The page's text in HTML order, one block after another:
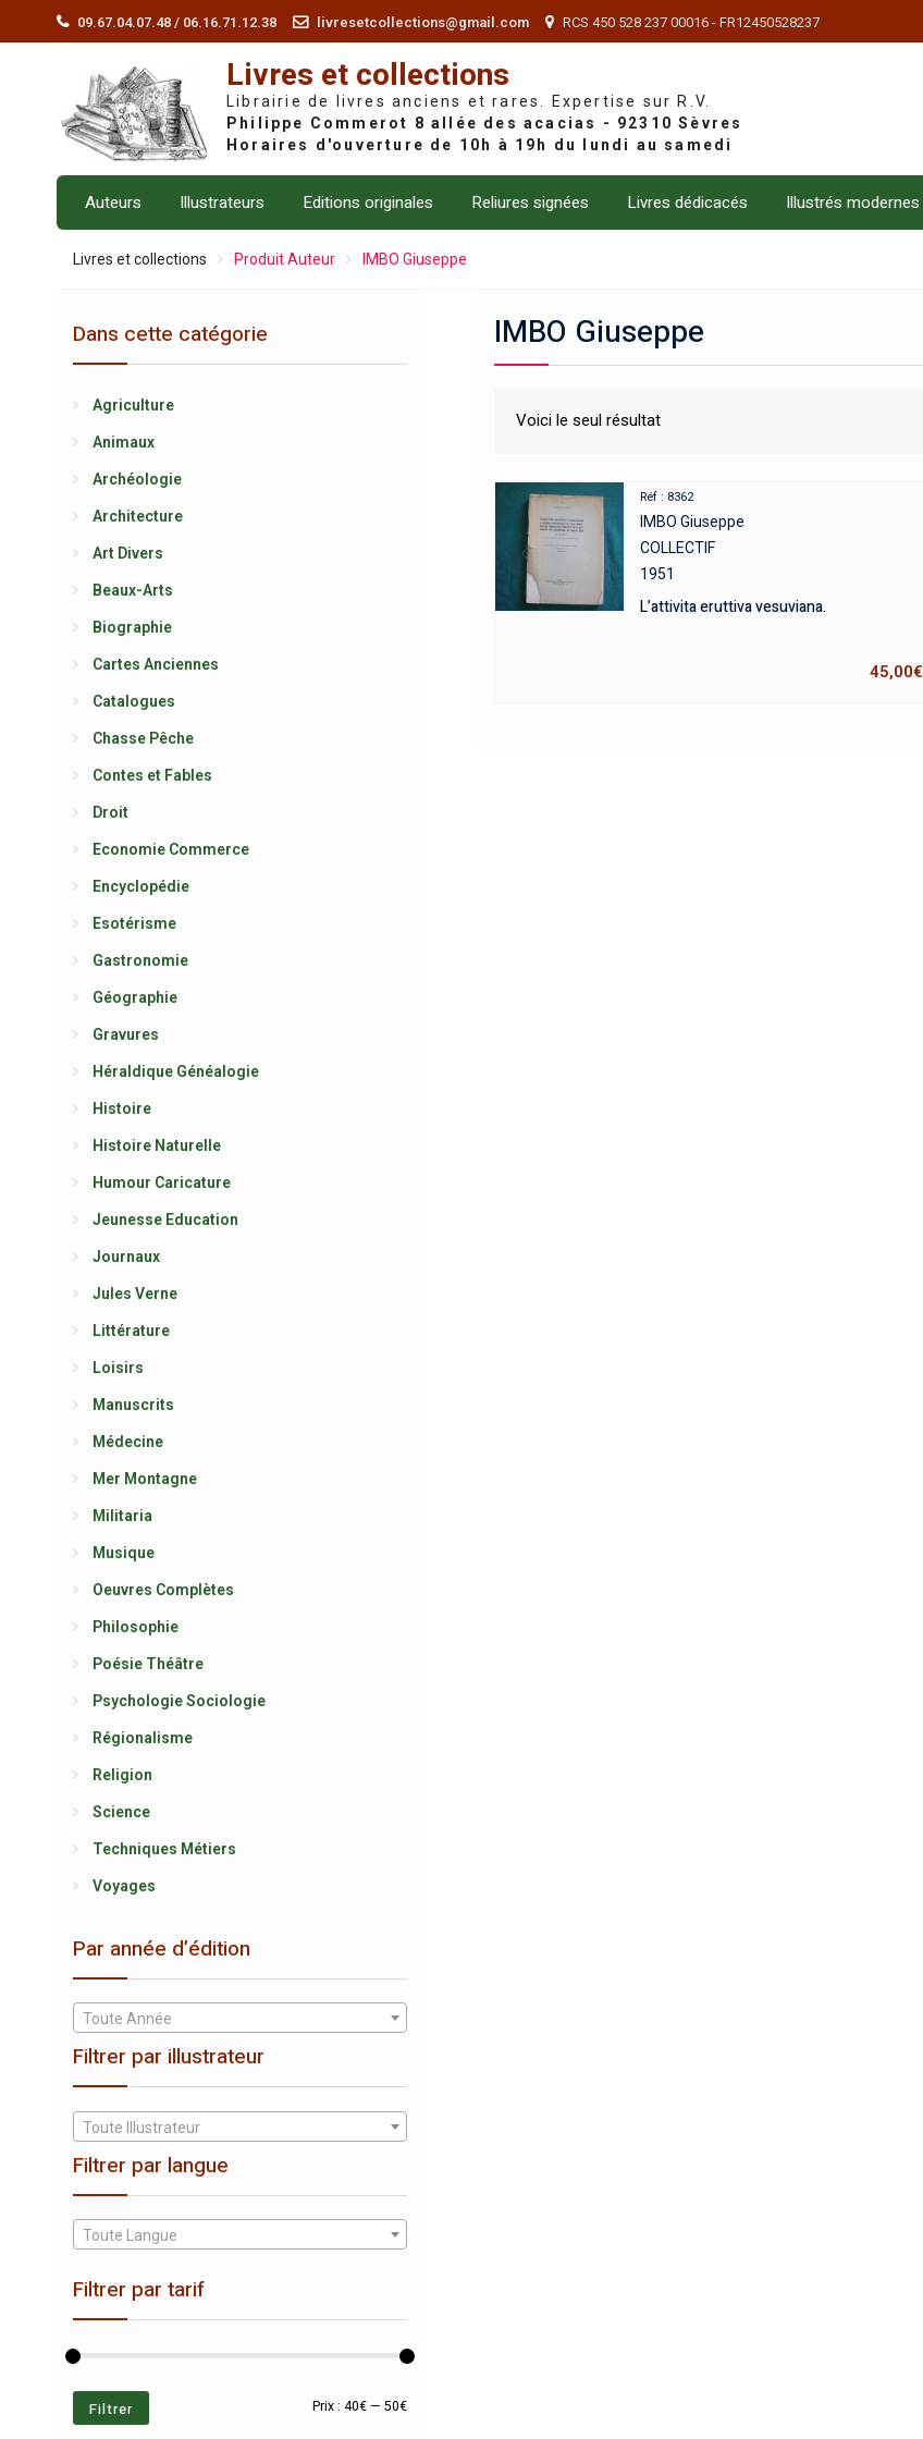
09.67.04.07.48 / 06.16.71.12.38 livresetcollections@gmail.com RCS 450 528 237 00016 - FR12450528237
Livres et collections
Librairie de livres anciens et rares. Expertise sur R.V.
Auteurs Illustrateurs Editions originales Reliures signées Livres dédicacés Illustrés modernes
Livres et collections Produit Auteur IMBO Giuseppe
IMBO Giuseppe
Voici le seul résultat
Réf : 8362
IMBO Giuseppe
COLLECTIF
1951
L’attivita eruttiva vesuviana.
45,00€
Dans cette catégorie
Agriculture
Animaux
Archéologie
Architecture
Art Divers
Beaux-Arts
Biographie
Cartes Anciennes
Catalogues
Chasse Pêche
Contes et Fables
Droit
Economie Commerce
Encyclopédie
Esotérisme
Gastronomie
Géographie
Gravures
Héraldique Généalogie
Histoire
Histoire Naturelle
Humour Caricature
Jeunesse Education
Journaux
Jules Verne
Littérature
Loisirs
Manuscrits
Médecine
Mer Montagne
Militaria
Musique
Oeuvres Complètes
Philosophie
Poésie Théâtre
Psychologie Sociologie
Régionalisme
Religion
Science
Techniques Métiers
Voyages
Par année d’édition
Toute Année
Filtrer par illustrateur
Toute Illustrateur
Filtrer par langue
Toute Langue
Filtrer par tarif
Prix
Prix
Filtrer Prix : 40€ — 50€